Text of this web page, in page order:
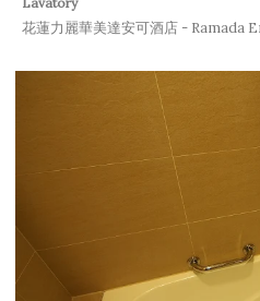
花蓮力麗華美達安可酒店 - Ramada